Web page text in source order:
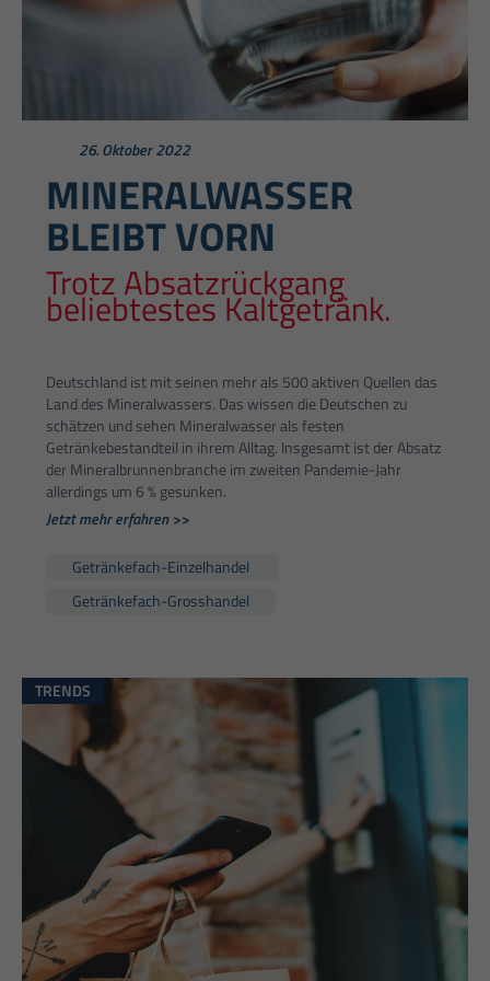
26. Oktober 2022
MINERALWASSER
BLEIBT VORN
Trotz Absatzrückgang
beliebtestes Kaltgetränk.
Deutschland ist mit seinen mehr als 500 aktiven Quellen das
Land des Mineralwassers. Das wissen die Deutschen zu
schätzen und sehen Mineralwasser als festen
Getränkebestandteil in ihrem Alltag. Insgesamt ist der Absatz
der Mineralbrunnenbranche im zweiten Pandemie-Jahr
allerdings um 6 % gesunken.
Jetzt mehr erfahren >>
Getränkefach-Einzelhandel
Getränkefach-Grosshandel
TRENDS